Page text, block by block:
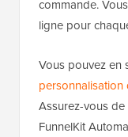
commande.
ligne pour
Vous pouvez en
personnalisation
Assurez-vous
FunnelKit